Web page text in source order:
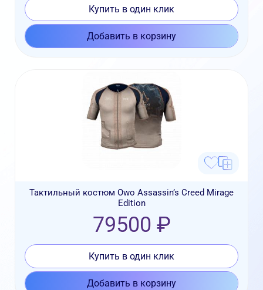
Купить в один клик
Добавить в корзину
Тактильный костюм Owo Assassin’s Creed Mirage
Edition
79500 ₽
Купить в один клик
Добавить в корзину